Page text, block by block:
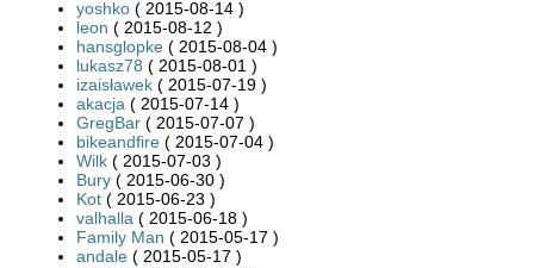
yoshko ( 2015-08-14 )
leon ( 2015-08-12 )
hansglopke ( 2015-08-04 )
lukasz78 ( 2015-08-01 )
izaisławek ( 2015-07-19 )
akacja ( 2015-07-14 )
GregBar ( 2015-07-07 )
bikeandfire ( 2015-07-04 )
Wilk ( 2015-07-03 )
Bury ( 2015-06-30 )
Kot ( 2015-06-23 )
valhalla ( 2015-06-18 )
Family Man ( 2015-05-17 )
andale ( 2015-05-17 )